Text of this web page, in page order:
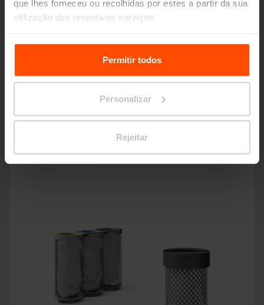
que lhes forneceu ou recolhidas por estes a partir da sua
utilização dos respetivos serviços.
Para mais informações, por favor visitePrinciples
Relating to the Processing Personal Data.
Permitir todos
Personalizar
Rejeitar